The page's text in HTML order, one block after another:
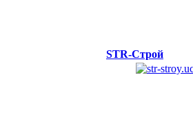
STR-Строй